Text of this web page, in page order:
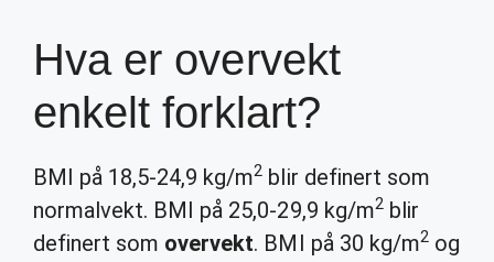
Hva er overvekt
enkelt forklart?
BMI på 18,5-24,9 kg/m2 blir definert som
normalvekt. BMI på 25,0-29,9 kg/m2blir
definert som overvekt. BMI på 30 kg/m2og